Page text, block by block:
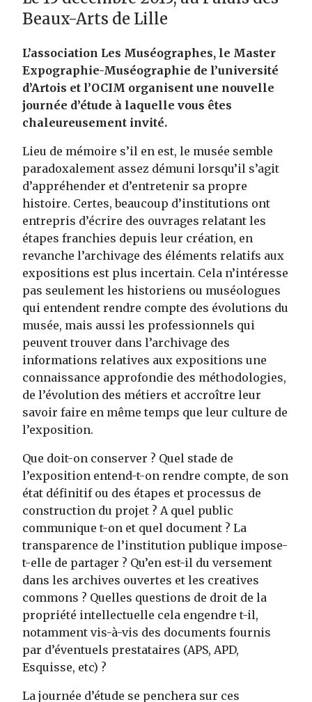
Beaux-Arts de Lille
L’association Les Muséographes, le Master
Expographie-Muséographie de l’université
d’Artois et l’OCIM organisent une nouvelle
journée d’étude à laquelle vous êtes
chaleureusement invité.
Lieu de mémoire s’il en est, le musée semble
paradoxalement assez démuni lorsqu’il s’agit
d’appréhender et d’entretenir sa propre
histoire. Certes, beaucoup d’institutions ont
entrepris d’écrire des ouvrages relatant les
étapes franchies depuis leur création, en
revanche l’archivage des éléments relatifs aux
expositions est plus incertain. Cela n’intéresse
pas seulement les historiens ou muséologues
qui entendent rendre compte des évolutions du
musée, mais aussi les professionnels qui
peuvent trouver dans l’archivage des
informations relatives aux expositions une
connaissance approfondie des méthodologies,
de l’évolution des métiers et accroître leur
savoir faire en même temps que leur culture de
l’exposition.
Que doit-on conserver ? Quel stade de
l’exposition entend-t-on rendre compte, de son
état définitif ou des étapes et processus de
construction du projet ? A quel public
communique t-on et quel document ? La
transparence de l’institution publique impose-
t-elle de partager ? Qu’en est-il du versement
dans les archives ouvertes et les creatives
commons ? Quelles questions de droit de la
propriété intellectuelle cela engendre t-il,
notamment vis-à-vis des documents fournis
par d’éventuels prestataires (APS, APD,
Esquisse, etc) ?
La journée d’étude se penchera sur ces